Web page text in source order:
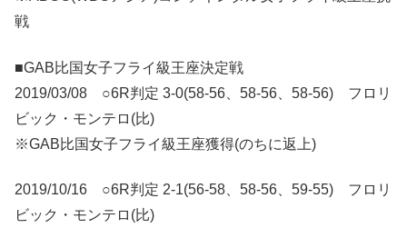
戦
■GAB比国女子フライ級王座決定戦
2019/03/08 ○6R判定 3-0(58-56、58-56、58-56) フロリ
ビック・モンテロ(比)
※GAB比国女子フライ級王座獲得(のちに返上)
2019/10/16 ○6R判定 2-1(56-58、58-56、59-55) フロリ
ビック・モンテロ(比)